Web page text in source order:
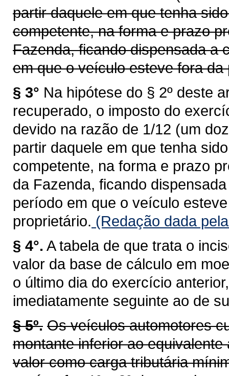
partir daquele em que tenha
competente, na forma e prazo
Fazenda, ficando dispensada a
em que o veículo esteve fora
§ 3° Na hipótese do § 2º deste
recuperado, o imposto do
devido na razão de 1/12 (um
partir daquele em que tenha
competente, na forma e prazo
da Fazenda, ficando
período em que o veículo
proprietário. (Redação dada
§ 4°. A tabela de que trata o
valor da base de cálculo em
o último dia do exercício
imediatamente seguinte ao de
§ 5º. Os veículos automotores
montante inferior ao
valor como carga tributária